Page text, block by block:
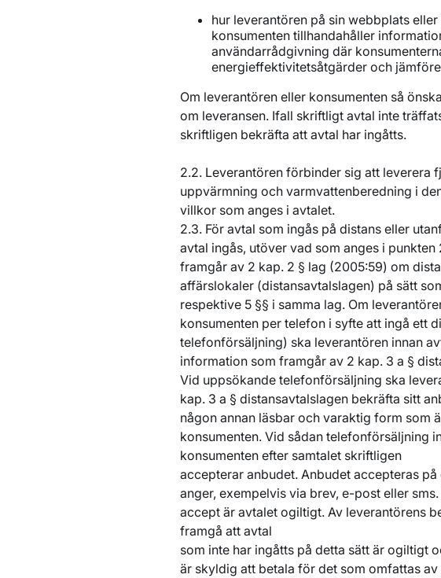
hur leverantören på sin webbplats
konsumenten tillhandahåller
användarrådgivning där
energieffektivitetsåtgärder och
Om leverantören eller konsumenten så
om leveransen. Ifall skriftligt avtal inte
skriftligen bekräfta att avtal har ingåtts.
2.2. Leverantören förbinder sig att leverera
uppvärmning och varmvattenberedning i
villkor som anges i avtalet.
2.3. För avtal som ingås på distans eller
avtal ingås, utöver vad som anges i punkten
framgår av 2 kap. 2 § lag (2005:59) om
affärslokaler (distansavtalslagen) på sätt
respektive 5 §§ i samma lag. Om
konsumenten per telefon i syfte att ingå ett
telefonförsäljning) ska leverantören innan
information som framgår av 2 kap. 3 a §
Vid uppsökande telefonförsäljning ska
kap. 3 a § distansavtalslagen bekräfta sitt
någon annan läsbar och varaktig form som
konsumenten. Vid sådan telefonförsäljning
konsumenten efter samtalet skriftligen
accepterar anbudet. Anbudet accepteras
anger, exempelvis via brev, e-post eller
accept är avtalet ogiltigt. Av leverantörens
framgå att avtal
som inte har ingåtts på detta sätt är ogiltigt
är skyldig att betala för det som omfattas av